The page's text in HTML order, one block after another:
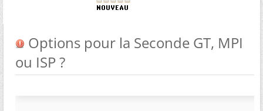
Options pour la Seconde GT, MPI
ou ISP ?